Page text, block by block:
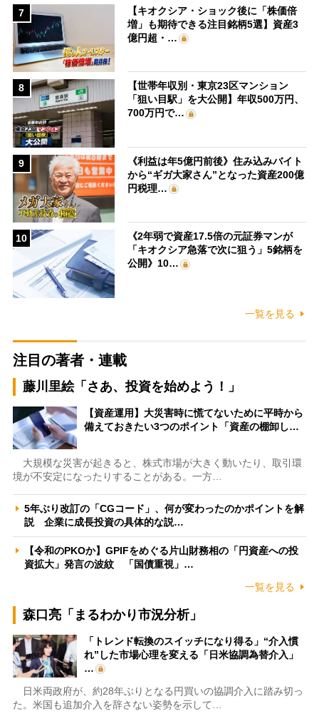
7
【キオクシア・ショック後に「株価倍
増」も期待できる注目銘柄5選】資産3
億円超・…
8
【世帯年収別・東京23区マンション
「狙い目駅」を大公開】年収500万円、
700万円で…
9
《利益は年5億円前後》住み込みバイト
から“ギガ大家さん”となった資産200億
円税理…
10
《2年弱で資産17.5倍の元証券マンが
「キオクシア急落で次に狙う」5銘柄を
公開》10…
一覧を見る
注目の著者・連載
藤川里絵「さあ、投資を始めよう！」
【資産運用】大災害時に慌てないために平時から
備えておきたい3つのポイント「資産の棚卸し…
大規模な災害が起きると、株式市場が大きく動いたり、取引環
境が不安定になったりすることがある。一方…
5年ぶり改訂の「CGコード」、何が変わったのかポイントを解
説 企業に成長投資の具体的な説…
【令和のPKOか】GPIFをめぐる片山財務相の「円資産への投
資拡大」発言の波紋 「国債重視」…
一覧を見る
森口亮「まるわかり市況分析」
「トレンド転換のスイッチになり得る」“介入慣
れ”した市場心理を変える「日米協調為替介入」
…
日米両政府が、約28年ぶりとなる円買いの協調介入に踏み切っ
た。米国も追加介入を辞さない姿勢を示して…